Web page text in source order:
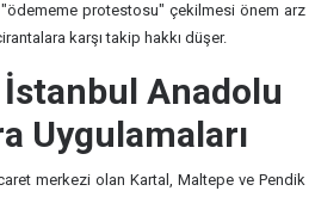
"ödememe protestosu" çekilmesi önem arz
karşı takip hakkı düşer.
Anadolu
Uygulamaları
merkezi olan Kartal, Maltepe ve Pendik